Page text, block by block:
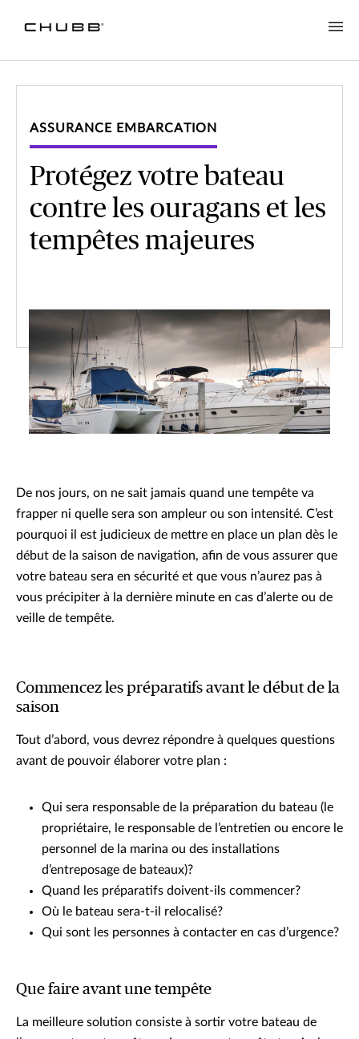
ASSURANCE EMBARCATION
Protégez votre bateau
contre les ouragans et les
tempêtes majeures
De nos jours, on ne sait jamais quand une tempête va
frapper ni quelle sera son ampleur ou son intensité. C’est
pourquoi il est judicieux de mettre en place un plan dès le
début de la saison de navigation, afin de vous assurer que
votre bateau sera en sécurité et que vous n’aurez pas à
vous précipiter à la dernière minute en cas d’alerte ou de
veille de tempête.
Commencez les préparatifs avant le début de la
saison
Tout d’abord, vous devrez répondre à quelques questions
avant de pouvoir élaborer votre plan :
Qui sera responsable de la préparation du bateau (le
propriétaire, le responsable de l’entretien ou encore le
personnel de la marina ou des installations
d’entreposage de bateaux)?
Quand les préparatifs doivent-ils commencer?
Où le bateau sera-t-il relocalisé?
Qui sont les personnes à contacter en cas d’urgence?
Que faire avant une tempête
La meilleure solution consiste à sortir votre bateau de